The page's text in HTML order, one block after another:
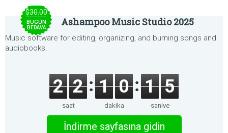
$30.00
BUGÜN
BEDAVA Ashampoo Music Studio 2025
Music software for editing, organizing, and burning songs and
audiobooks.
2 2
saat
1 0
dakika
1 5
saniye
İndirme sayfasına gidin